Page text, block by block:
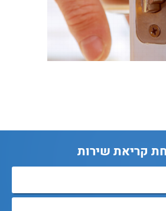
קריאת שירות